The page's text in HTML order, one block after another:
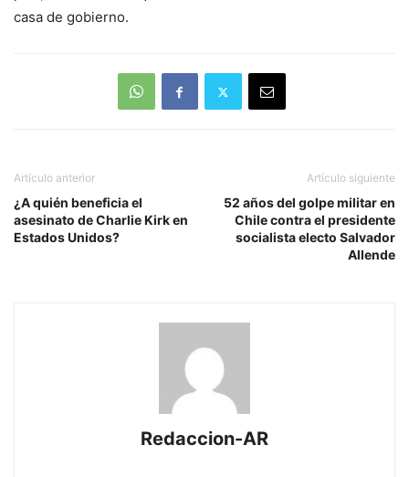
casa de gobierno.
Artículo anterior
¿A quién beneficia el
asesinato de Charlie Kirk en
Estados Unidos?
Artículo siguiente
52 años del golpe militar en
Chile contra el presidente
socialista electo Salvador
Allende
Redaccion-AR